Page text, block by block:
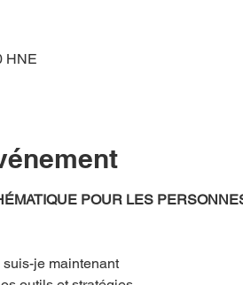
HNE
POUR LES
je maintenant